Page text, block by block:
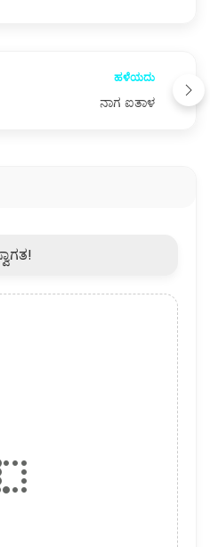
ಹಳೆಯದು
ನಾಗ ಐತಾಳ